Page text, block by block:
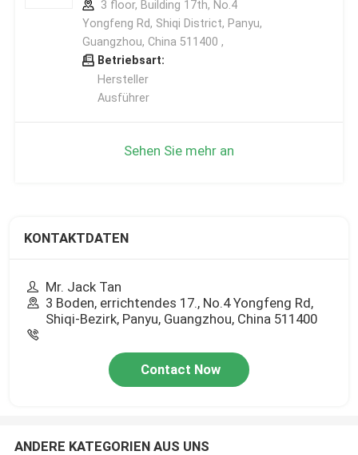
3 floor, Building 17th, No.4
Yongfeng Rd, Shiqi District, Panyu,
Guangzhou, China 511400 ,
Betriebsart:
Hersteller
Ausführer
Sehen Sie mehr an
KONTAKTDATEN
Mr. Jack Tan
3 Boden, errichtendes 17., No.4 Yongfeng Rd,
Shiqi-Bezirk, Panyu, Guangzhou, China 511400
Contact Now
ANDERE KATEGORIEN AUS UNS